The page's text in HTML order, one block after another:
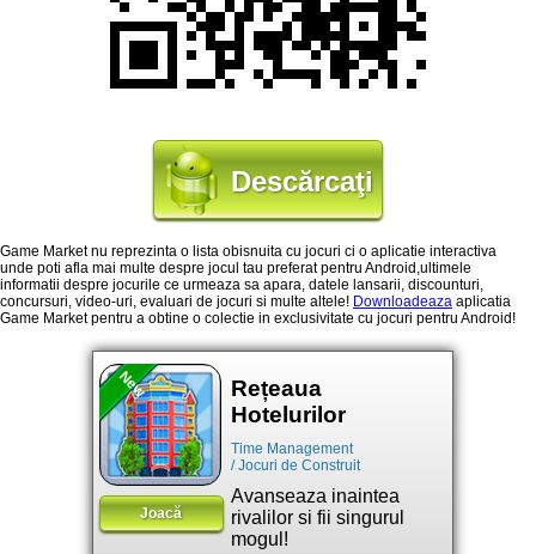
Descărcaţi
Game Market nu reprezinta o lista obisnuita cu jocuri ci o aplicatie interactiva
unde poti afla mai multe despre jocul tau preferat pentru Android,ultimele
informatii despre jocurile ce urmeaza sa apara, datele lansarii, discounturi,
concursuri, video-uri, evaluari de jocuri si multe altele! Downloadeaza aplicatia
Game Market pentru a obtine o colectie in exclusivitate cu jocuri pentru Android!
New
Joacă
Rețeaua
Hotelurilor
Time Management
/ Jocuri de Construit
Avanseaza inaintea
rivalilor si fii singurul
mogul!